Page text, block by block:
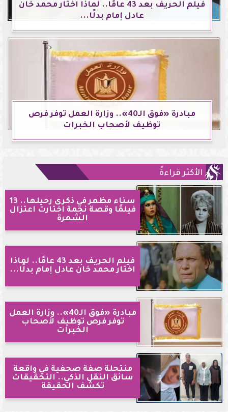
فيلم الحريف بعد 43 عامًا.. لماذا اختار محمد خان
عادل إمام بدلًا...
مبادرة «فوق الـ40».. وزارة العمل توفر فرص
توظيف لأصحاب الخبرات
الأكثر قراءةً
سناء مظهر في ذكرى رحيلها.. 13
فيلمًا وقصة نجمة اختارت اعتزال
الشهرة
فيلم الحريف بعد 43 عامًا.. لماذا
اختار محمد خان عادل إمام بدلًا...
مبادرة «فوق الـ40».. وزارة العمل
توفر فرص توظيف لأصحاب
الخبرات
منتحلة صفة صحفية في واقعة
سائق النقل الذكي.. التحقيقات
تكشف الحقيقة